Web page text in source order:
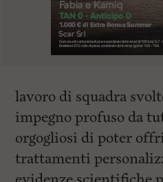
lavoro di squadra
impegno profuso da
orgogliosi di poter
trattamenti